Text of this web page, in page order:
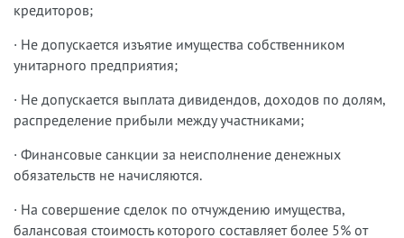
кредиторов;
· Не допускается изъятие имущества собственником
унитарного предприятия;
· Не допускается выплата дивидендов, доходов по долям,
распределение прибыли между участниками;
· Финансовые санкции за неисполнение денежных
обязательств не начисляются.
· На совершение сделок по отчуждению имущества,
балансовая стоимость которого составляет более 5% от